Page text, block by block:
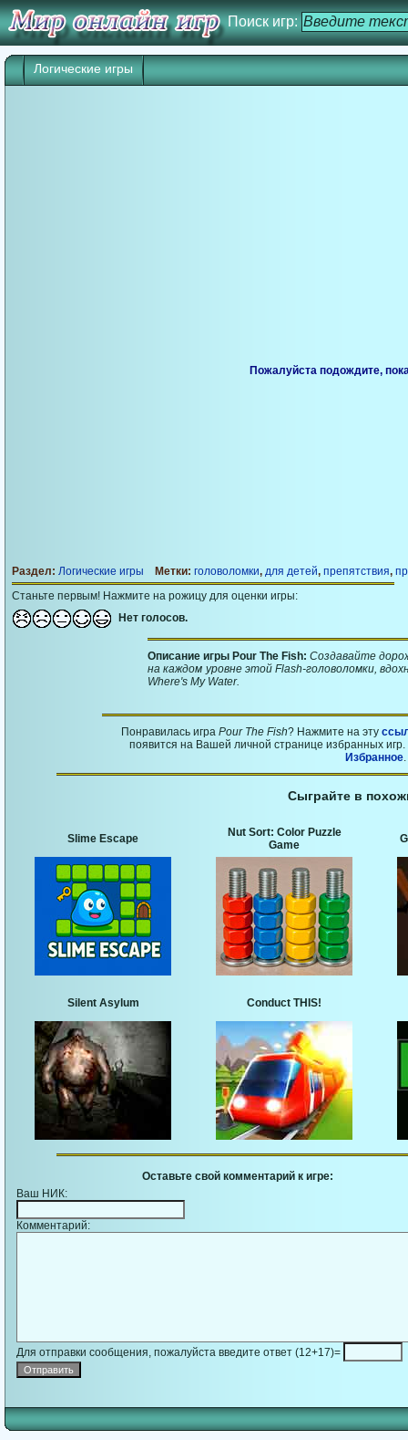
Поиск игр:
Логические игры
Пожалуйста подождите,
Раздел: Логические игры Метки: головоломки, для детей, препятствия,
Станьте первым! Нажмите на рожицу для оценки игры:
Нет голосов.
Описание игры Pour The Fish: Создавайте
на каждом уровне этой Flash-головоломки,
Where's My Water.
Понравилась игра Pour The Fish? Нажмите на эту
появится на Вашей личной странице избранных
Избранное.
Сыграйте в
Slime Escape
Nut Sort: Color Puzzle
Game
Silent Asylum Conduct THIS!
Оставьте свой комментарий к игре:
Ваш НИК:
Комментарий:
Для отправки сообщения, пожалуйста введите ответ (12+17)=